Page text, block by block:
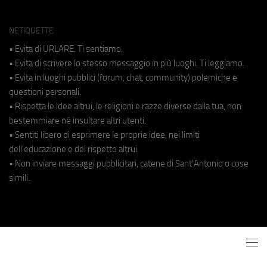
NETIQUETTE
• Evita di URLARE. Ti sentiamo.
• Evita di scrivere lo stesso messaggio in più luoghi. Ti leggiamo.
• Evita in luoghi pubblici (forum, chat, community) polemiche e
questioni personali.
• Rispetta le idee altrui, le religioni e razze diverse dalla tua, non
bestemmiare né insultare altri utenti.
• Sentiti libero di esprimere le proprie idee, nei limiti
dell'educazione e del rispetto altrui.
• Non inviare messaggi pubblicitari, catene di Sant'Antonio o cose
simili.